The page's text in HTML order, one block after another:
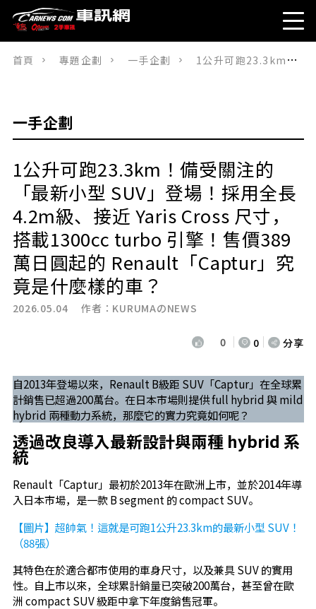
首頁 專題企劃 一手企劃 1公升可跑23.3km！備受關注的「最新小型 SUV」登場！採用全長4.2m級、接近 Yaris Cross 尺寸，搭載1300cc turbo 引擎！售價389萬日圓起的 Renault「Captur」究竟是什麼樣的車？
一手企劃
1公升可跑23.3km！備受關注的
「最新小型 SUV」登場！採用全長
4.2m級、接近 Yaris Cross 尺寸，
搭載1300cc turbo 引擎！售價389
萬日圓起的 Renault「Captur」究
竟是什麼樣的車？
2026.05.04 作者： KURUMAのNEWS
0 0 分享
自2013年登場以來，Renault B級距 SUV「Captur」在全球累
計銷售已超過200萬台。在日本市場則提供 full hybrid 與 mild
hybrid 兩種動力系統，那麼它的實力究竟如何呢？
透過改良導入最新設計與兩種 hybrid 系
統
Renault「Captur」最初於2013年在歐洲上市，並於2014年導
入日本市場，是一款 B segment 的 compact SUV。
【圖片】超帥氣！這就是可跑1公升23.3km的最新小型 SUV！
（88張）
其特色在於適合都市使用的車身尺寸，以及兼具 SUV 的實用
性。自上市以來，全球累計銷量已突破200萬台，甚至曾在歐
洲 compact SUV 級距中拿下年度銷售冠軍。